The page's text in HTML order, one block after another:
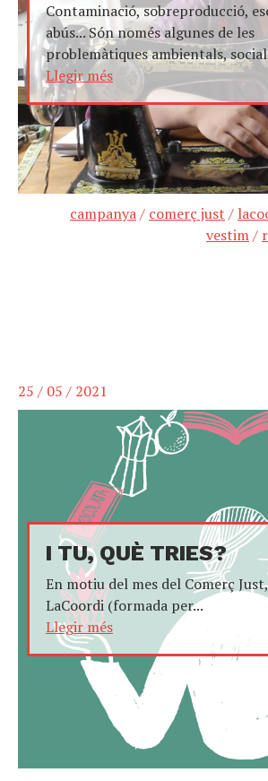
Contaminació, sobreproducció,
abús... Són només algunes de les
problemàtiques ambientals,
Llegir més
campanya/ comerç just /
vestim/
25 / 05 / 2021
I TU, QUÈ TRIES?
En motiu del mes del Comerç
LaCoordi (formada per...
Llegir més